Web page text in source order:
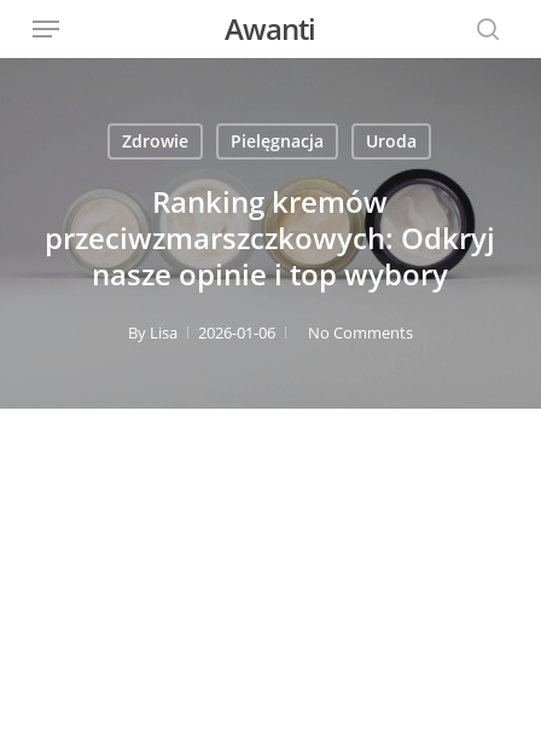
Awanti
Menu
Zdrowie Pielęgnacja Uroda
Ranking kremów
przeciwzmarszczkowych: Odkryj
nasze opinie i top wybory
By Lisa 2026-01-06 No Comments